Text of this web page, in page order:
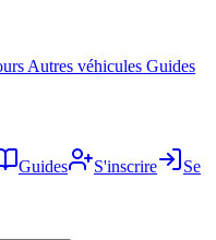
Autres véhicules Guides
Guides S'inscrire
Se